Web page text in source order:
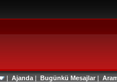
| Ajanda | Bugünkü Mesajlar|